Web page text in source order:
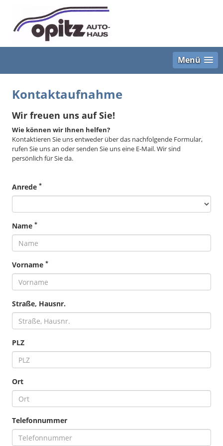
Menü
Kontaktaufnahme
Wir freuen uns auf Sie!
Wie können wir Ihnen helfen?
Kontaktieren Sie uns entweder über das nachfolgende Formular,
rufen Sie uns an oder senden Sie uns eine E-Mail. Wir sind
persönlich für Sie da.
Anrede *
Name *
Vorname *
Straße, Hausnr.
PLZ
Ort
Telefonnummer